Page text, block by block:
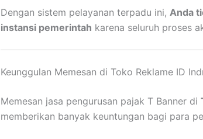
Dengan sistem pelayanan terpadu ini, Anda
instansi pemerintah karena seluruh proses
Keunggulan Memesan di Toko Reklame ID
Memesan jasa pengurusan pajak T Banner di
memberikan banyak keuntungan bagi para